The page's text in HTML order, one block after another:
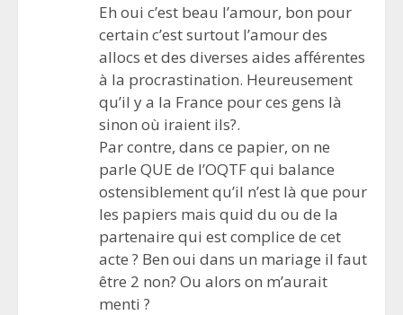
Eh oui c’est beau l’amour, bon pour
certain c’est surtout l’amour des
allocs et des diverses aides afférentes
à la procrastination. Heureusement
qu’il y a la France pour ces gens là
sinon où iraient ils?.
Par contre, dans ce papier, on ne
parle QUE de l’OQTF qui balance
ostensiblement qu’il n’est là que pour
les papiers mais quid du ou de la
partenaire qui est complice de cet
acte ? Ben oui dans un mariage il faut
être 2 non? Ou alors on m’aurait
menti ?